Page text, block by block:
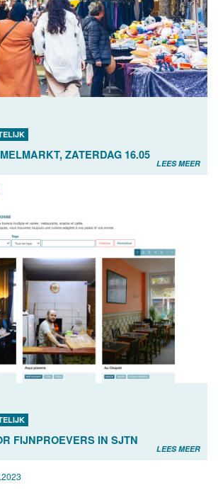
ZATERDAG 16.05
LEES MEER
FIJNPROEVERS IN SJTN
LEES MEER